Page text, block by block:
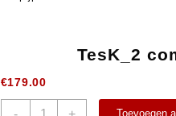
TesK_2
€179.00
TesK_2
Toevoegen